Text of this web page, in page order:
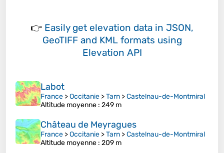
👉 Easily get elevation data in JSON,
GeoTIFF and KML formats using
Elevation API
Labot
France >Occitanie >Tarn >Castelnau-de-Montmiral
Altitude moyenne : 249 m
Château de Meyragues
France >Occitanie >Tarn >Castelnau-de-Montmiral
Altitude moyenne : 209 m